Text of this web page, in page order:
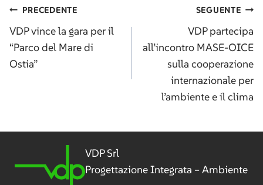
Navigazione
articoli
PRECEDENTE
VDP vince la gara per il
“Parco del Mare di
Ostia”
SEGUENTE
VDP partecipa
all’incontro MASE-OICE
sulla cooperazione
internazionale per
l’ambiente e il clima
VDP Srl
Progettazione Integrata – Ambiente